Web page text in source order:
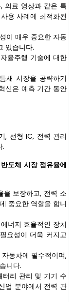
의료 영상과 같은 특
용 사례에 최적화된
이 매우 중요한 자동
있습니다.
율주행 기술에 대한
새 시장을 공략하기
신은 예측 기간 동안
, 선형 IC, 전력 관리
.
도체 시장 점유율에
을 보장하고, 전력 소
중요한 역할을 합니
너지 효율적인 장치
요성이 더욱 커지고
동차에 필수적이며,
니다.
터리 관리 및 기기 수
업 분야에서 전력 관